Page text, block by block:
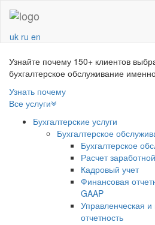
uk ru en
Узнайте почему 150+ клиентов
бухгалтерское обслуживание
Узнать почему
Все услуги
Бухгалтерские услуги
Бухгалтерское
Бухгалтерское
Расчет
Кадровый учет
Финансовая
GAAP
Управленческая и
отчетность